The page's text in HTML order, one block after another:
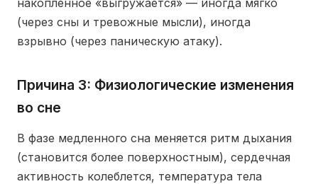
накопленное «выгружается» — иногда мягко
(через сны и тревожные мысли), иногда
взрывно (через паническую атаку).
Причина 3: Физиологические изменения
во сне
В фазе медленного сна меняется ритм дыхания
(становится более поверхностным), сердечная
активность колеблется, температура тела